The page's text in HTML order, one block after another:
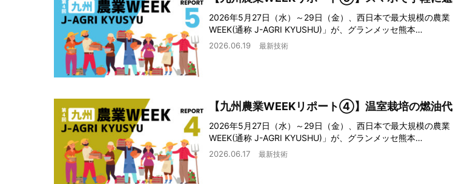
2026年5月27日（水）～29日（金）、西日本で最大規模の農
WEEK(通称 J-AGRI KYUSHU)」が、グランメッセ熊本…
2026.06.19 最新技術
【九州農業WEEKリポート④】温室栽培の燃油
2026年5月27日（水）～29日（金）、西日本で最大規模の農
WEEK(通称 J-AGRI KYUSHU)」が、グランメッセ熊本…
2026.06.17 最新技術